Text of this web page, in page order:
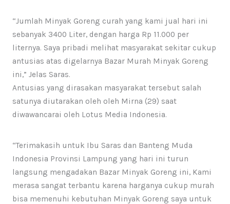
“Jumlah Minyak Goreng curah yang kami jual hari ini
sebanyak 3400 Liter, dengan harga Rp 11.000 per
liternya. Saya pribadi melihat masyarakat sekitar cukup
antusias atas digelarnya Bazar Murah Minyak Goreng
ini,” Jelas Saras.
Antusias yang dirasakan masyarakat tersebut salah
satunya diutarakan oleh oleh Mirna (29) saat
diwawancarai oleh Lotus Media Indonesia.
“Terimakasih untuk Ibu Saras dan Banteng Muda
Indonesia Provinsi Lampung yang hari ini turun
langsung mengadakan Bazar Minyak Goreng ini, Kami
merasa sangat terbantu karena harganya cukup murah
bisa memenuhi kebutuhan Minyak Goreng saya untuk